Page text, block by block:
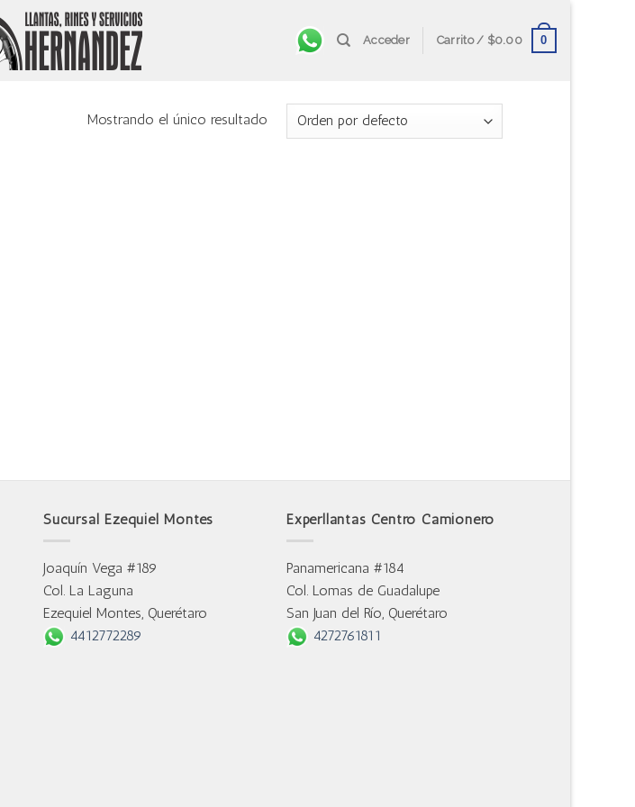
Acceder Carrito / $0.00 0
Mostrando el único resultado
Sucursal Ezequiel Montes
Joaquín Vega #189
Col. La Laguna
Ezequiel Montes, Querétaro
4412772289
Experllantas Centro Camionero
Panamericana #184
Col. Lomas de Guadalupe
San Juan del Río, Querétaro
4272761811